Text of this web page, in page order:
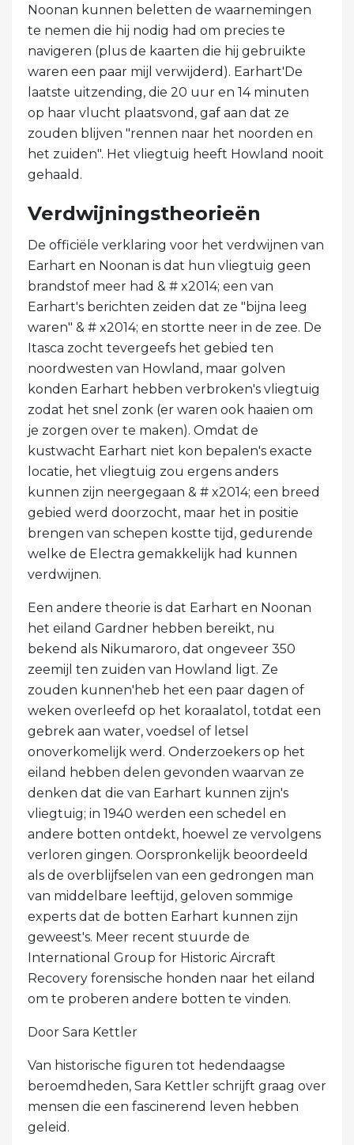
Noonan kunnen beletten de waarnemingen
te nemen die hij nodig had om precies te
navigeren (plus de kaarten die hij gebruikte
waren een paar mijl verwijderd). Earhart'De
laatste uitzending, die 20 uur en 14 minuten
op haar vlucht plaatsvond, gaf aan dat ze
zouden blijven "rennen naar het noorden en
het zuiden". Het vliegtuig heeft Howland nooit
gehaald.
Verdwijningstheorieën
De officiële verklaring voor het verdwijnen van
Earhart en Noonan is dat hun vliegtuig geen
brandstof meer had & # x2014; een van
Earhart's berichten zeiden dat ze "bijna leeg
waren" & # x2014; en stortte neer in de zee. De
Itasca zocht tevergeefs het gebied ten
noordwesten van Howland, maar golven
konden Earhart hebben verbroken's vliegtuig
zodat het snel zonk (er waren ook haaien om
je zorgen over te maken). Omdat de
kustwacht Earhart niet kon bepalen's exacte
locatie, het vliegtuig zou ergens anders
kunnen zijn neergegaan & # x2014; een breed
gebied werd doorzocht, maar het in positie
brengen van schepen kostte tijd, gedurende
welke de Electra gemakkelijk had kunnen
verdwijnen.
Een andere theorie is dat Earhart en Noonan
het eiland Gardner hebben bereikt, nu
bekend als Nikumaroro, dat ongeveer 350
zeemijl ten zuiden van Howland ligt. Ze
zouden kunnen'heb het een paar dagen of
weken overleefd op het koraalatol, totdat een
gebrek aan water, voedsel of letsel
onoverkomelijk werd. Onderzoekers op het
eiland hebben delen gevonden waarvan ze
denken dat die van Earhart kunnen zijn's
vliegtuig; in 1940 werden een schedel en
andere botten ontdekt, hoewel ze vervolgens
verloren gingen. Oorspronkelijk beoordeeld
als de overblijfselen van een gedrongen man
van middelbare leeftijd, geloven sommige
experts dat de botten Earhart kunnen zijn
geweest's. Meer recent stuurde de
International Group for Historic Aircraft
Recovery forensische honden naar het eiland
om te proberen andere botten te vinden.
Door Sara Kettler
Van historische figuren tot hedendaagse
beroemdheden, Sara Kettler schrijft graag over
mensen die een fascinerend leven hebben
geleid.